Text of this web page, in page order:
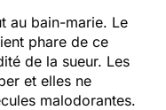
au bain-marie. Le
phare de ce
de la sueur. Les
et elles ne
malodorantes.